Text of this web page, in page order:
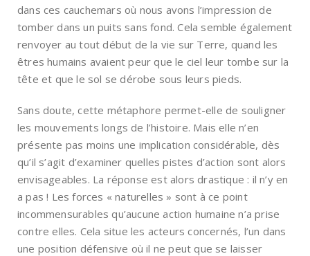
dans ces cauchemars où nous avons l’impression de
tomber dans un puits sans fond. Cela semble également
renvoyer au tout début de la vie sur Terre, quand les
êtres humains avaient peur que le ciel leur tombe sur la
tête et que le sol se dérobe sous leurs pieds.
Sans doute, cette métaphore permet-elle de souligner
les mouvements longs de l’histoire. Mais elle n’en
présente pas moins une implication considérable, dès
qu’il s’agit d’examiner quelles pistes d’action sont alors
envisageables. La réponse est alors drastique : il n’y en
a pas ! Les forces « naturelles » sont à ce point
incommensurables qu’aucune action humaine n’a prise
contre elles. Cela situe les acteurs concernés, l’un dans
une position défensive où il ne peut que se laisser